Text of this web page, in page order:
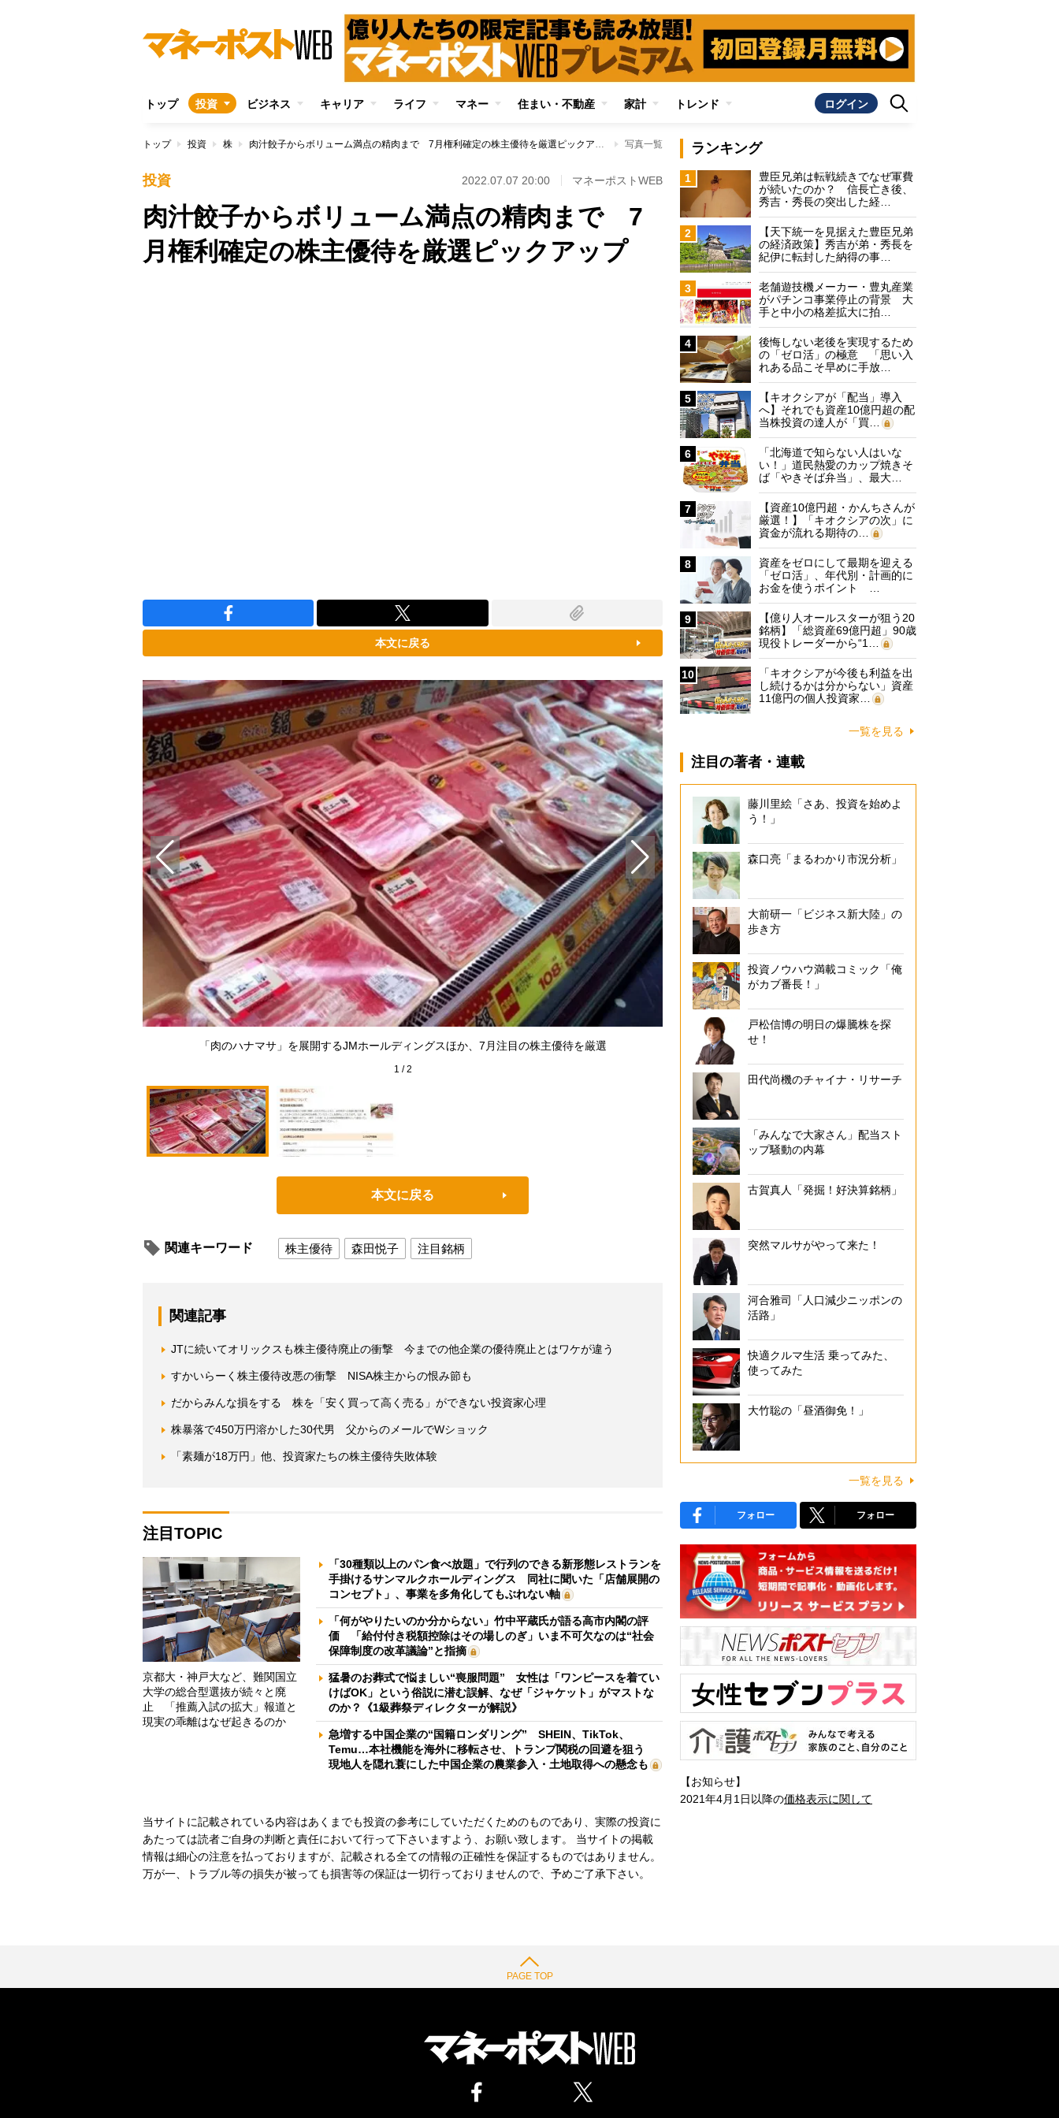
トップ 投資 ビジネス キャリア ライフ マネー 住まい・不動産 家計 トレンド ログイン
トップ 投資 株 肉汁餃子からボリューム満点の精肉まで 7月権利確定の株主優待を厳選ピックアップ 写真一覧
投資 2022.07.07 20:00 マネーポストWEB
肉汁餃子からボリューム満点の精肉まで 7
月権利確定の株主優待を厳選ピックアップ
本文に戻る
「肉のハナマサ」を展開するJMホールディングスほか、7月注目の株主優待を厳選
「肉のハナマサ」や「ジャパンミート生鮮館」を展開するJMホールディング
1 /2
本文に戻る
関連キーワード 株主優待 森田悦子 注目銘柄
関連記事
JTに続いてオリックスも株主優待廃止の衝撃 今までの他企業の優待廃止とはワケが違う
すかいらーく株主優待改悪の衝撃 NISA株主からの恨み節も
だからみんな損をする 株を「安く買って高く売る」ができない投資家心理
株暴落で450万円溶かした30代男 父からのメールでWショック
「素麺が18万円」他、投資家たちの株主優待失敗体験
注目TOPIC
京都大・神戸大など、難関国立
大学の総合型選抜が続々と廃
止 「推薦入試の拡大」報道と
現実の乖離はなぜ起きるのか
「30種類以上のパン食べ放題」で行列のできる新形態レストランを
手掛けるサンマルクホールディングス 同社に聞いた「店舗展開の
コンセプト」、事業を多角化してもぶれない軸
「何がやりたいのか分からない」竹中平蔵氏が語る高市内閣の評
価 「給付付き税額控除はその場しのぎ」いま不可欠なのは“社会
保障制度の改革議論”と指摘
猛暑のお葬式で悩ましい“喪服問題” 女性は「ワンピースを着てい
けばOK」という俗説に潜む誤解、なぜ「ジャケット」がマストな
のか？《1級葬祭ディレクターが解説》
急増する中国企業の“国籍ロンダリング” SHEIN、TikTok、
Temu…本社機能を海外に移転させ、トランプ関税の回避を狙う
現地人を隠れ蓑にした中国企業の農業参入・土地取得への懸念も
当サイトに記載されている内容はあくまでも投資の参考にしていただくためのものであり、実際の投資に
あたっては読者ご自身の判断と責任において行って下さいますよう、お願い致します。 当サイトの掲載
情報は細心の注意を払っておりますが、記載される全ての情報の正確性を保証するものではありません。
万が一、トラブル等の損失が被っても損害等の保証は一切行っておりませんので、予めご了承下さい。
ランキング
1
豊臣兄弟は転戦続きでなぜ軍費
が続いたのか？ 信長亡き後、
秀吉・秀長の突出した経…
2
【天下統一を見据えた豊臣兄弟
の経済政策】秀吉が弟・秀長を
紀伊に転封した納得の事…
3
老舗遊技機メーカー・豊丸産業
がパチンコ事業停止の背景 大
手と中小の格差拡大に拍…
4
後悔しない老後を実現するため
の「ゼロ活」の極意 「思い入
れある品こそ早めに手放…
5
【キオクシアが「配当」導入
へ】それでも資産10億円超の配
当株投資の達人が「買…
6
「北海道で知らない人はいな
い！」道民熱愛のカップ焼きそ
ば「やきそば弁当」、最大…
7
【資産10億円超・かんちさんが
厳選！】「キオクシアの次」に
資金が流れる期待の…
8
資産をゼロにして最期を迎える
「ゼロ活」、年代別・計画的に
お金を使うポイント …
9
【億り人オールスターが狙う20
銘柄】「総資産69億円超」90歳
現役トレーダーから“1…
10
「キオクシアが今後も利益を出
し続けるかは分からない」資産
11億円の個人投資家…
一覧を見る
注目の著者・連載
藤川里絵「さあ、投資を始めよ
う！」
森口亮「まるわかり市況分析」
大前研一「ビジネス新大陸」の
歩き方
投資ノウハウ満載コミック「俺
がカブ番長！」
戸松信博の明日の爆騰株を探
せ！
田代尚機のチャイナ・リサーチ
「みんなで大家さん」配当スト
ップ騒動の内幕
古賀真人「発掘！好決算銘柄」
突然マルサがやって来た！
河合雅司「人口減少ニッポンの
活路」
快適クルマ生活 乗ってみた、
使ってみた
大竹聡の「昼酒御免！」
一覧を見る
フォロー フォロー
【お知らせ】
2021年4月1日以降の価格表示に関して
PAGE TOP